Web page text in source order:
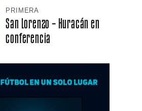
PRIMERA
San Lorenzo – Huracán en
conferencia